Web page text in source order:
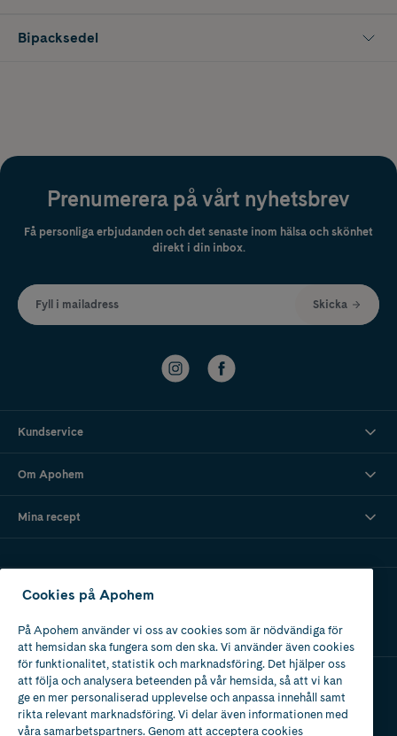
Bipacksedel
Prenumerera på vårt nyhetsbrev
Få personliga erbjudanden och det senaste inom hälsa och skönhet
direkt i din inbox.
Fyll i mailadress Skicka
Kundservice
Om Apohem
Mina recept
Ladda ner vår app
Apotek med tillstånd
av Läkemedelsverket
Cookies på Apohem
På Apohem använder vi oss av cookies som är nödvändiga för
att hemsidan ska fungera som den ska. Vi använder även cookies
för funktionalitet, statistik och marknadsföring. Det hjälper oss
att följa och analysera beteenden på vår hemsida, så att vi kan
ge en mer personaliserad upplevelse och anpassa innehåll samt
rikta relevant marknadsföring. Vi delar även informationen med
våra samarbetspartners. Genom att acceptera cookies